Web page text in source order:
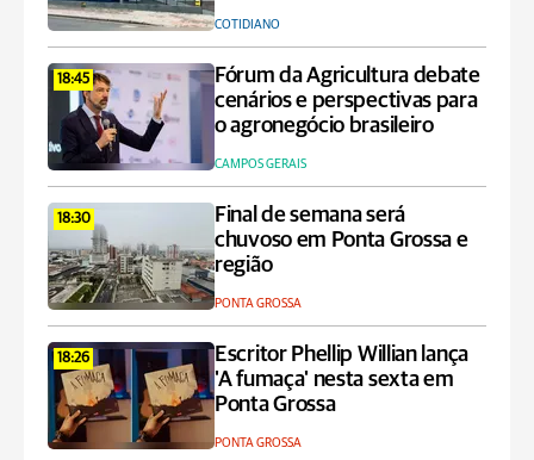
COTIDIANO
18:45
Fórum da Agricultura debate
cenários e perspectivas para
o agronegócio brasileiro
CAMPOS GERAIS
18:30
Final de semana será
chuvoso em Ponta Grossa e
região
PONTA GROSSA
18:26
Escritor Phellip Willian lança
'A fumaça' nesta sexta em
Ponta Grossa
PONTA GROSSA